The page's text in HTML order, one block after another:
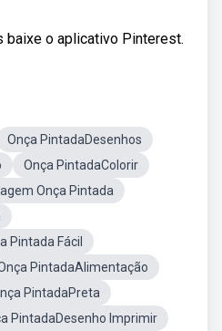
o aplicativo Pinterest.
Onça PintadaDesenhos
Onça PintadaColorir
Onça Pintada
Pintada Fácil
PintadaAlimentação
PintadaPreta
PintadaDesenho Imprimir